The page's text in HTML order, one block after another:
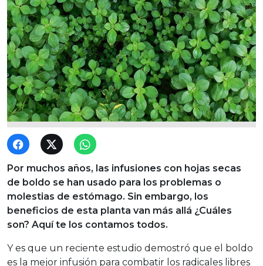
Por muchos años, las infusiones con hojas secas
de boldo se han usado para los problemas o
molestias de estómago. Sin embargo, los
beneficios de esta planta van más allá ¿Cuáles
son? Aquí te los contamos todos.
Y es que un reciente estudio demostró que el boldo
es la mejor infusión para combatir los radicales libres